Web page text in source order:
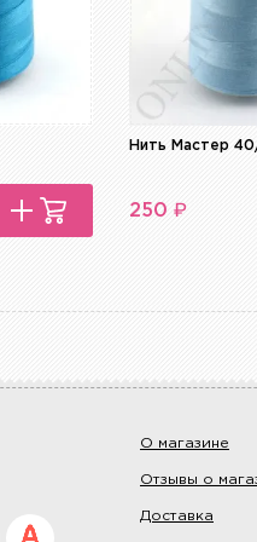
Нить Мастер
250 ₽
О магазине
Отзывы о
Доставка